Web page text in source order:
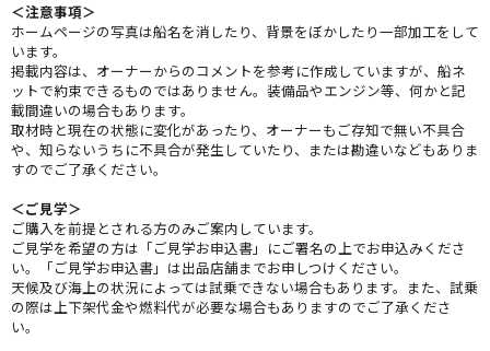
＜注意事項＞
ホームページの写真は船名を消したり、背景をぼかしたり一部加工をして
います。
掲載内容は、オーナーからのコメントを参考に作成していますが、船ネ
ットで約束できるものではありません。装備品やエンジン等、何かと記
載間違いの場合もあります。
取材時と現在の状態に変化があったり、オーナーもご存知で無い不具合
や、知らないうちに不具合が発生していたり、または勘違いなどもありま
すのでご了承ください。
＜ご見学＞
ご購入を前提とされる方のみご案内しています。
ご見学を希望の方は「ご見学お申込書」にご署名の上でお申込みくださ
い。「ご見学お申込書」は出品店舗までお申しつけください。
天候及び海上の状況によっては試乗できない場合もあります。また、試乗
の際は上下架代金や燃料代が必要な場合もありますのでご了承くださ
い。